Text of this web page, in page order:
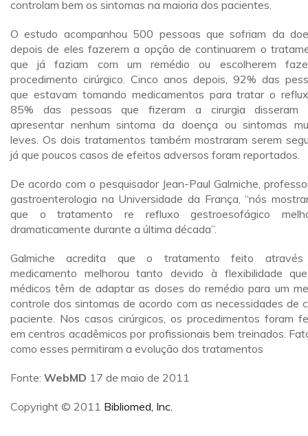
controlam bem os sintomas na maioria dos pacientes.
O estudo acompanhou 500 pessoas que sofriam da
depois de eles fazerem a opção de continuarem o
que já faziam com um remédio ou escolherem
procedimento cirúrgico. Cinco anos depois, 92% das
que estavam tomando medicamentos para tratar o
85% das pessoas que fizeram a cirurgia disseram
apresentar nenhum sintoma da doença ou sintomas
leves. Os dois tratamentos também mostraram serem
já que poucos casos de efeitos adversos foram reportados.
De acordo com o pesquisador Jean-Paul Galmiche,
gastroenterologia na Universidade da França, “nós
que o tratamento re refluxo gestroesofágico
dramaticamente durante a última década”.
Galmiche acredita que o tratamento feito
medicamento melhorou tanto devido à flexibilidade
médicos têm de adaptar as doses do remédio para um
controle dos sintomas de acordo com as necessidades de
paciente. Nos casos cirúrgicos, os procedimentos foram
em centros acadêmicos por profissionais bem treinados.
como esses permitiram a evolução dos tratamentos
Fonte: WebMD 17 de maio de 2011
Copyright © 2011 Bibliomed, Inc.